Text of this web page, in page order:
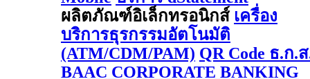
ผลิตภัณฑ์อิเล็กทรอนิกส์ เครื่อง
บริการธุรกรรมอัตโนมัติ
(ATM/CDM/PAM) QR Code ธ.ก.
BAAC CORPORATE BANKING